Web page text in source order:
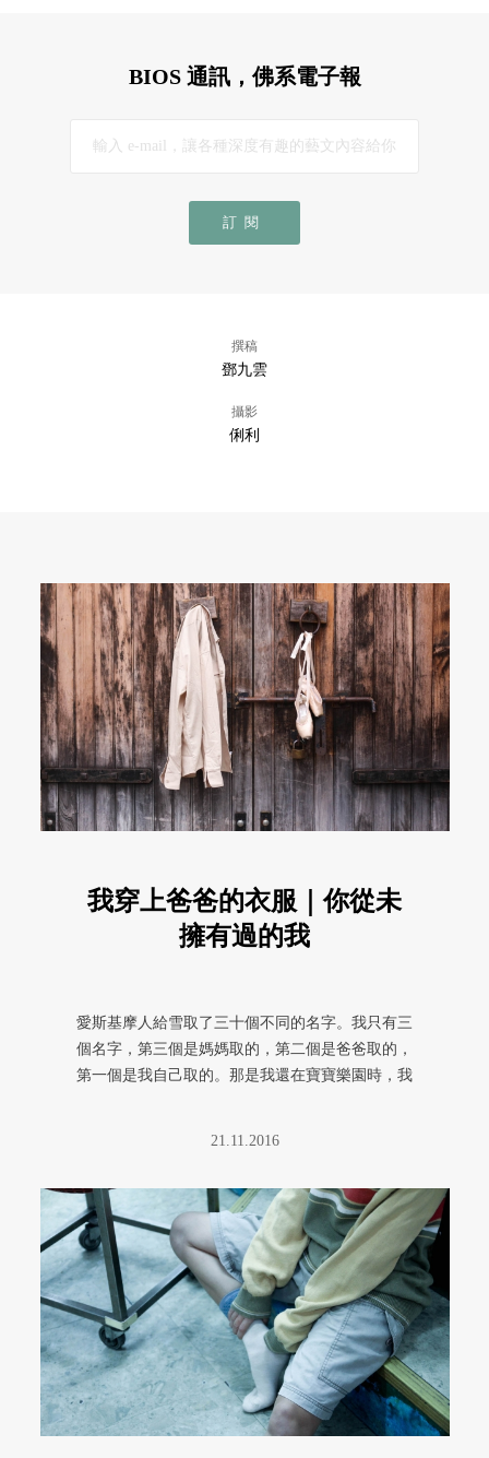
BIOS 通訊，佛系電子報
訂閱
撰稿
鄧九雲
攝影
俐利
我穿上爸爸的衣服｜你從未
擁有過的我
愛斯基摩人給雪取了三十個不同的名字。我只有三
個名字，第三個是媽媽取的，第二個是爸爸取的，
第一個是我自己取的。那是我還在寶寶樂園時，我
21.11.2016